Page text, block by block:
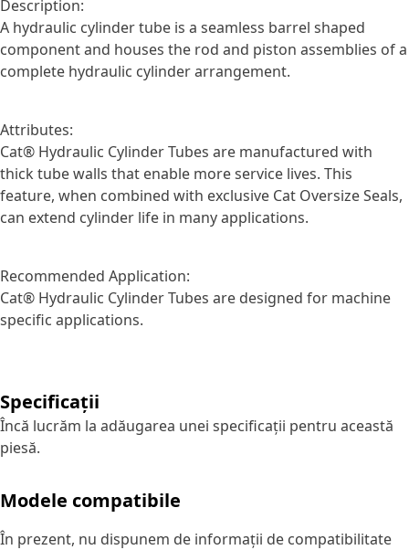
Description:
A hydraulic cylinder tube is a seamless barrel shaped
component and houses the rod and piston assemblies of a
complete hydraulic cylinder arrangement.
Attributes:
Cat® Hydraulic Cylinder Tubes are manufactured with
thick tube walls that enable more service lives. This
feature, when combined with exclusive Cat Oversize Seals,
can extend cylinder life in many applications.
Recommended Application:
Cat® Hydraulic Cylinder Tubes are designed for machine
specific applications.
Specificații
Încă lucrăm la adăugarea unei specificații pentru această
piesă.
Modele compatibile
În prezent, nu dispunem de informații de compatibilitate